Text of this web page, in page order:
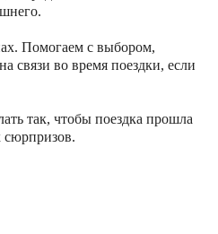
Помогаем с выбором,
связи во время поездки, если
так, чтобы поездка прошла
сюрпризов.